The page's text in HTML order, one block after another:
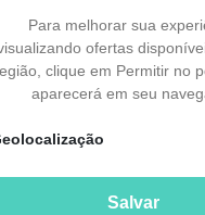
Para melhorar sua
ofertas
clique em Permitir no
aparecerá em seu
Salvar
Ômega 3 /
promover a reposição
em busca do